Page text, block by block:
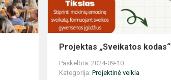
Projektas „Sveikatos kodas“
Paskelbta: 2024-09-10
Kategorija:Projektinė veikla